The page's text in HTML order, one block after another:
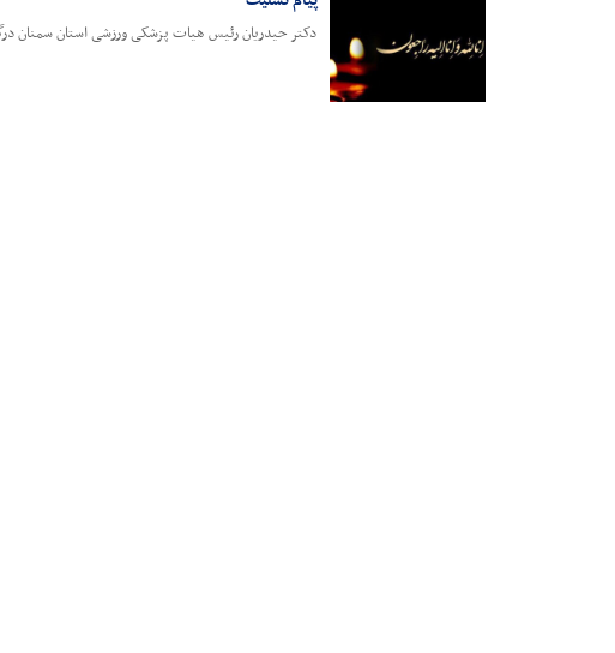
دکتر حیدریان رئیس هیات پزشکی ورزشی استان سمنان